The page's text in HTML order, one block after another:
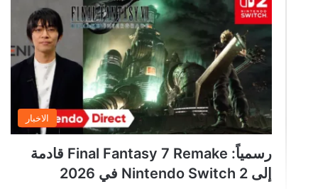
الاخبار
رسمياً: Final Fantasy 7 Remake قادمة
إلى Nintendo Switch 2 في 2026